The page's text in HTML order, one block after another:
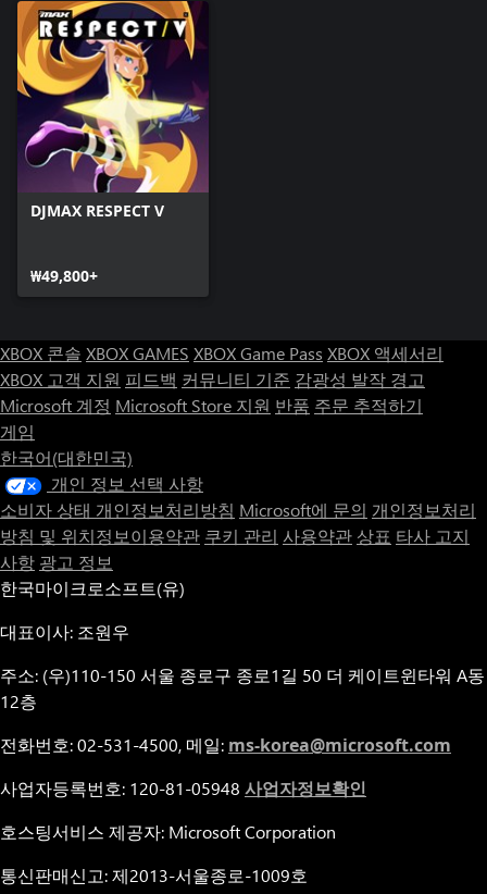
13 break it down! by Ruxxi
14 Cheonmasan by Kataploks
15 Hikari (feat. Negoto Bunnyla) By RiraN
16 Krush by Pierre Blanche
17 Delusion (feat. SOONHO) by VoidRover
19 Saga Script by MYUKKE.
DJMAX RESPECT V
₩49,800+
XBOX 콘솔 XBOX GAMES XBOX Game Pass XBOX 액세서리
XBOX 고객 지원 피드백 커뮤니티 기준 감광성 발작 경고
Microsoft 계정 Microsoft Store 지원 반품 주문 추적하기
게임
한국어(대한민국)
개인 정보 선택 사항
소비자 상태 개인정보처리방침 Microsoft에 문의 개인정보처리
방침 및 위치정보이용약관 쿠키 관리 사용약관 상표 타사 고지
사항 광고 정보
한국마이크로소프트(유)
대표이사: 조원우
주소: (우)110-150 서울 종로구 종로1길 50 더 케이트윈타워 A동
12층
전화번호: 02-531-4500, 메일: ms-korea@microsoft.com
사업자등록번호: 120-81-05948 사업자정보확인
호스팅서비스 제공자: Microsoft Corporation
통신판매신고: 제2013-서울종로-1009호